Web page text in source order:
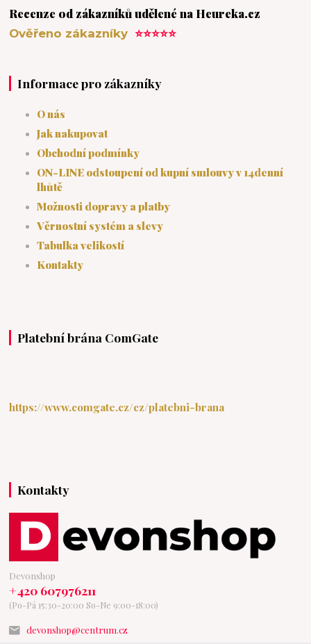
Recenze od zákazníků udělené na Heureka.cz
Ověřeno zákazníky⭐⭐⭐⭐⭐
Informace pro zákazníky
O nás
Jak nakupovat
Obchodní podmínky
ON-LINE odstoupení od kupní smlouvy v 14denní
lhůtě
Možnosti dopravy a platby
Věrnostní systém a slevy
Tabulka velikostí
Kontakty
Platební brána ComGate
https://www.comgate.cz/cz/platebni-brana
Kontakty
Devonshop
+420 607976211
(Po-Pá 15:30-20:00 So-Ne 9:00-18:00)
devonshop@centrum.cz